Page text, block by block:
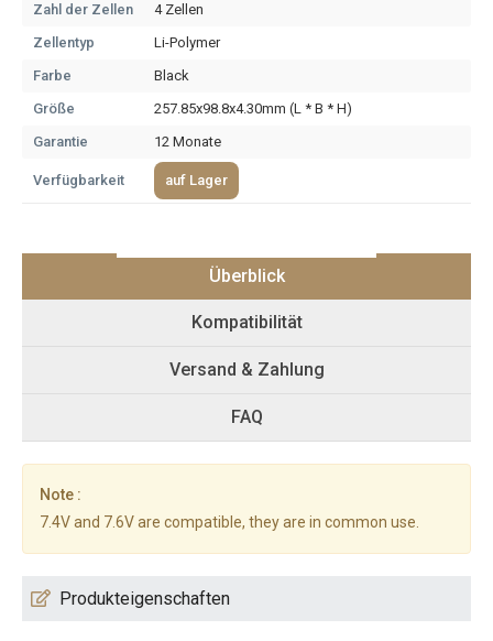
Zahl der Zellen
4 Zellen
Zellentyp
Li-Polymer
Farbe
Black
Größe
257.85x98.8x4.30mm (L * B * H)
Garantie
12 Monate
Verfügbarkeit auf Lager
Überblick
Kompatibilität
Versand & Zahlung
FAQ
Note :
7.4V and 7.6V are compatible, they are in common use.
Produkteigenschaften